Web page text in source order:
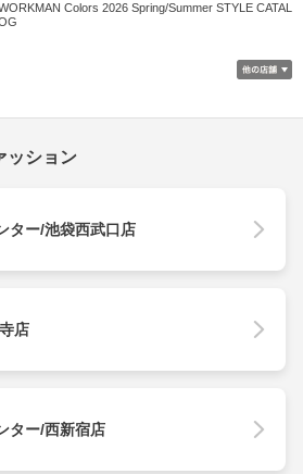
Colors 2026 Spring/Summer STYLE CATAL
ッション
ター/池袋西武口店
店
ター/西新宿店